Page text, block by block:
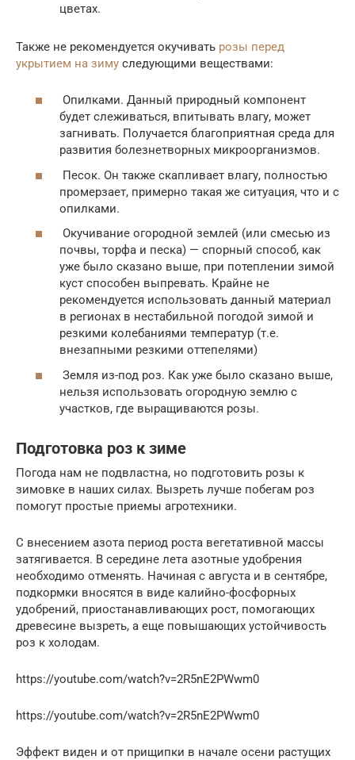
цветах.
Также не рекомендуется окучивать розы перед
укрытием на зиму следующими веществами:
Опилками. Данный природный компонент
будет слеживаться, впитывать влагу, может
загнивать. Получается благоприятная среда для
развития болезнетворных микроорганизмов.
Песок. Он также скапливает влагу, полностью
промерзает, примерно такая же ситуация, что и с
опилками.
Окучивание огородной землей (или смесью из
почвы, торфа и песка) — спорный способ, как
уже было сказано выше, при потеплении зимой
куст способен выпревать. Крайне не
рекомендуется использовать данный материал
в регионах в нестабильной погодой зимой и
резкими колебаниями температур (т.е.
внезапными резкими оттепелями)
Земля из-под роз. Как уже было сказано выше,
нельзя использовать огородную землю с
участков, где выращиваются розы.
Подготовка роз к зиме
Погода нам не подвластна, но подготовить розы к
зимовке в наших силах. Вызреть лучше побегам роз
помогут простые приемы агротехники.
С внесением азота период роста вегетативной массы
затягивается. В середине лета азотные удобрения
необходимо отменять. Начиная с августа и в сентябре,
подкормки вносятся в виде калийно-фосфорных
удобрений, приостанавливающих рост, помогающих
древесине вызреть, а еще повышающих устойчивость
роз к холодам.
https://youtube.com/watch?v=2R5nE2PWwm0
https://youtube.com/watch?v=2R5nE2PWwm0
Эффект виден и от прищипки в начале осени растущих